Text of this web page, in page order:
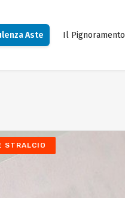
Aste Il Pignoramento
STRALCIO